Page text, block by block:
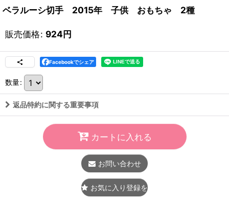
ベラルーシ切手 2015年 子供 おもちゃ 2種
販売価格: 924円
Facebookでシェア
数量:
返品特約に関する重要事項
カートに入れる
お問い合わせ
お気に入り登録をする